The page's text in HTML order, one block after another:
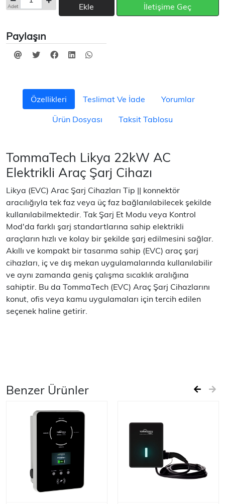
Adet
Ekle
İletişime Geç
Paylaşın
Özellikleri Teslimat Ve İade
Yorumlar
Ürün Dosyası
Taksit Tablosu
TommaTech Likya 22kW AC
Elektrikli Araç Şarj Cihazı
Likya (EVC) Arac Şarj Cihazları Tip || konnektör
aracılığıyla tek faz veya üç faz bağlanılabilecek şekilde
kullanılabilmektedir. Tak Şarj Et Modu veya Kontrol
Mod'da farklı şarj standartlarına sahip elektrikli
araçların hızlı ve kolay bir şekilde şarj edilmesini sağlar.
Akıllı ve kompakt bir tasarıma sahip (EVC) araç şarj
cihazları, iç ve dış mekan uygulamalarında kullanılabilir
ve aynı zamanda geniş çalışma sıcaklık aralığına
sahiptir. Bu da TommaTech (EVC) Araç Şarj Cihazlarını
konut, ofis veya kamu uygulamaları için tercih edilen
seçenek haline getirir.
Benzer Ürünler